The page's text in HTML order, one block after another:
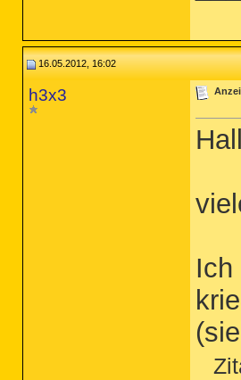
16.05.2012, 16:02
h3x3
Ich